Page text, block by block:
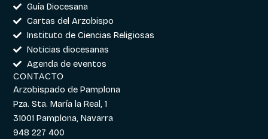
Guía Diocesana
Cartas del Arzobispo
Instituto de Ciencias Religiosas
Noticias diocesanas
Agenda de eventos
CONTACTO
Arzobispado de Pamplona
Pza. Sta. María la Real, 1
31001 Pamplona, Navarra
948 227 400